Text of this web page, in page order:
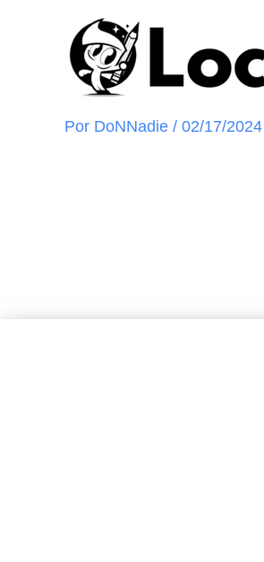
Por DoNNadie / 02/17/2024